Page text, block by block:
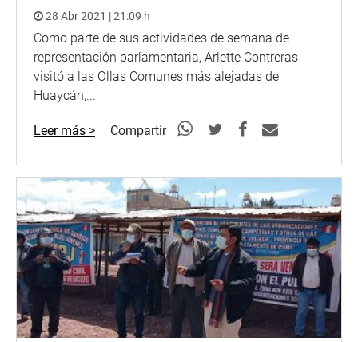
28 Abr 2021 | 21:09 h
Como parte de sus actividades de semana de
representación parlamentaria, Arlette Contreras
visitó a las Ollas Comunes más alejadas de
Huaycán,...
Leer más > Compartir